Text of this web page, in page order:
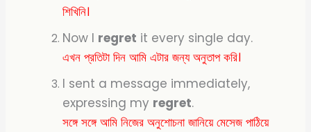
শিখিনি।
Now I regret it every single day.
এখন প্রতিটা দিন আমি এটার জন্য অনুতাপ করি।
I sent a message immediately,
expressing my regret.
সঙ্গে সঙ্গে আমি নিজের অনুশোচনা জানিয়ে মেসেজ পাঠিয়ে